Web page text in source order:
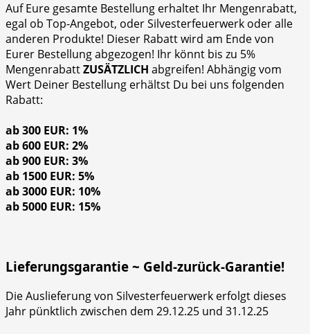
Auf Eure gesamte Bestellung erhaltet Ihr Mengenrabatt,
egal ob Top-Angebot, oder Silvesterfeuerwerk oder alle
anderen Produkte! Dieser Rabatt wird am Ende von
Eurer Bestellung abgezogen! Ihr könnt bis zu 5%
MengenrabattZUSÄTZLICH abgreifen! Abhängig vom
Wert Deiner Bestellung erhältst Du bei uns folgenden
Rabatt:
ab 300 EUR: 1%
ab 600 EUR: 2%
ab 900 EUR: 3%
ab 1500 EUR: 5%
ab 3000 EUR: 10%
ab 5000 EUR: 15%
Lieferungsgarantie ~ Geld-zurück-Garantie!
Die Auslieferung von Silvesterfeuerwerk erfolgt dieses
Jahr pünktlich zwischen dem 29.12.25 und 31.12.25